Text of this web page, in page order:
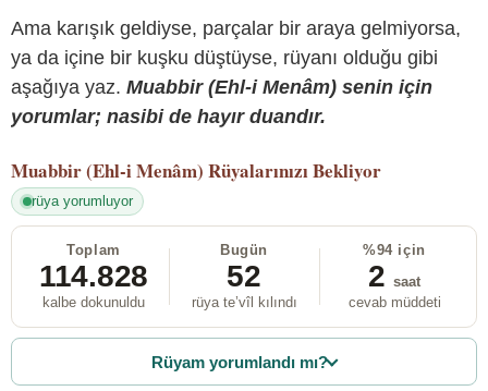
Ama karışık geldiyse, parçalar bir araya gelmiyorsa,
ya da içine bir kuşku düştüyse, rüyanı olduğu gibi
aşağıya yaz. Muabbir (Ehl-i Menâm) senin için
yorumlar; nasibi de hayır duandır.
Muabbir (Ehl-i Menâm) Rüyalarınızı Bekliyor
rüya yorumluyor
Toplam
114.828
kalbe dokunuldu
Bugün
52
rüya te’vîl kılındı
%94 için
2 saat
cevab müddeti
Rüyam yorumlandı mı?